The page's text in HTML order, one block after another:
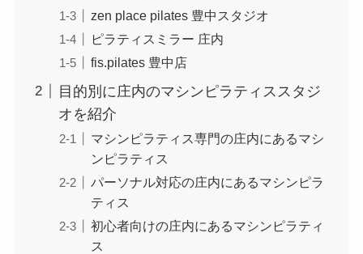
zen place pilates 豊中スタジオ
ピラティスミラー 庄内
fis.pilates 豊中店
目的別に庄内のマシンピラティススタジ
オを紹介
マシンピラティス専門の庄内にあるマシ
ンピラティス
パーソナル対応の庄内にあるマシンピラ
ティス
初心者向けの庄内にあるマシンピラティ
ス